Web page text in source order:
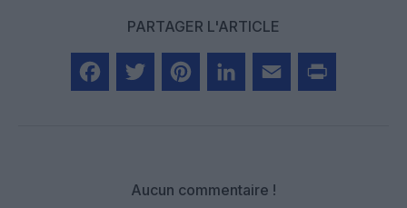
PARTAGER L'ARTICLE
Aucun commentaire !